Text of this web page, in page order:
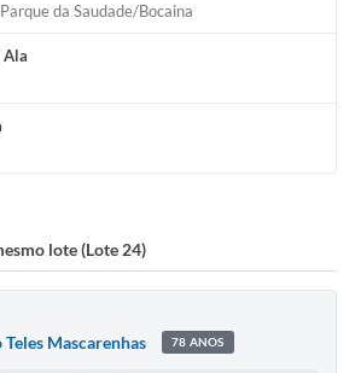
da Saudade/Bocaina
Ala
lote (Lote 24)
Teles Mascarenhas 78 ANOS